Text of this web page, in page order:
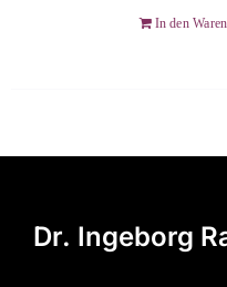
In den
Dr. Ingeborg